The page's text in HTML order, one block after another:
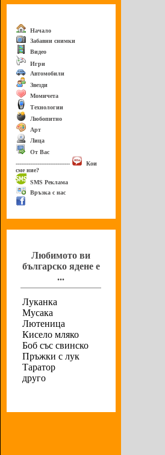
Начало
Забавни снимки
Видео
Игри
Автомобили
Звезди
Момичета
Технологии
Любопитно
Арт
Лица
От Вас
------------------------------
Кои
сме ние?
SMS Реклама
Връзка с нас
Любимото ви
българско ядене е
...
Луканка
Мусака
Лютеница
Кисело мляко
Боб със свинско
Пръжки с лук
Таратор
друго